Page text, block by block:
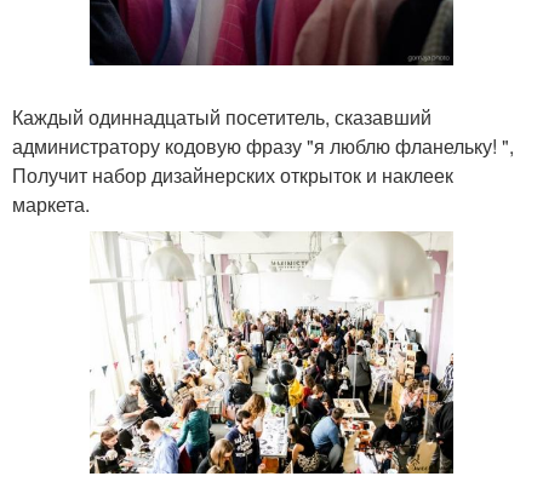
Каждый одиннадцатый посетитель, сказавший
администратору кодовую фразу "я люблю фланельку! ",
Получит набор дизайнерских открыток и наклеек
маркета.